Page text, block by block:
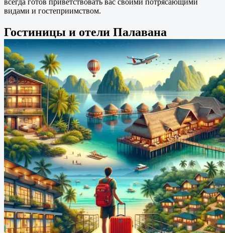
всегда готов приветствовать вас своими потрясающими
видами и гостеприимством.
Гостиницы и отели Палавана